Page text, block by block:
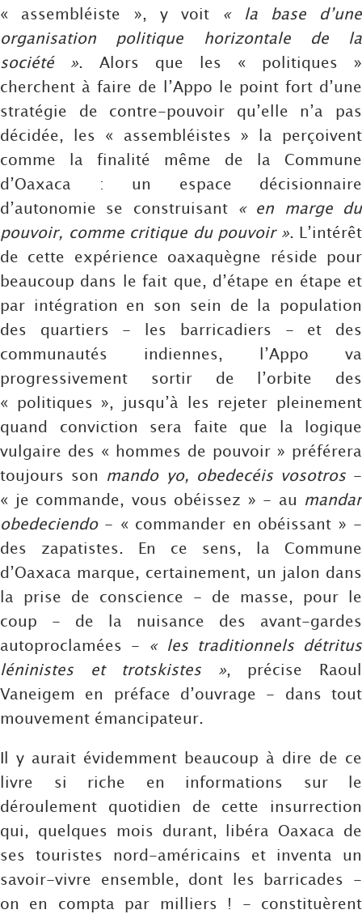
« assembléiste », y voit « la base d’une
organisation politique horizontale de la
société ». Alors que les « politiques »
cherchent à faire de l’Appo le point fort d’une
stratégie de contre-pouvoir qu’elle n’a pas
décidée, les « assembléistes » la perçoivent
comme la finalité même de la Commune
d’Oaxaca : un espace décisionnaire
d’autonomie se construisant « en marge du
pouvoir, comme critique du pouvoir ». L’intérêt
de cette expérience oaxaquègne réside pour
beaucoup dans le fait que, d’étape en étape et
par intégration en son sein de la population
des quartiers - les barricadiers - et des
communautés indiennes, l’Appo va
progressivement sortir de l’orbite des
« politiques », jusqu’à les rejeter pleinement
quand conviction sera faite que la logique
vulgaire des « hommes de pouvoir » préférera
toujours son mando yo, obedecéis vosotros-
« je commande, vous obéissez » - au mandar
obedeciendo- « commander en obéissant » -
des zapatistes. En ce sens, la Commune
d’Oaxaca marque, certainement, un jalon dans
la prise de conscience - de masse, pour le
coup - de la nuisance des avant-gardes
autoproclamées - « les traditionnels détritus
léninistes et trotskistes », précise Raoul
Vaneigem en préface d’ouvrage - dans tout
mouvement émancipateur.
Il y aurait évidemment beaucoup à dire de ce
livre si riche en informations sur le
déroulement quotidien de cette insurrection
qui, quelques mois durant, libéra Oaxaca de
ses touristes nord-américains et inventa un
savoir-vivre ensemble, dont les barricades -
on en compta par milliers ! - constituèrent